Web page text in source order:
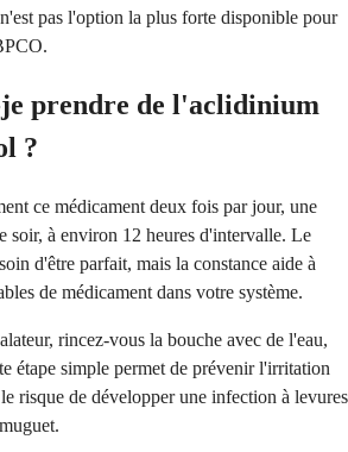
pas l'option la plus forte disponible pour
prendre de l'aclidinium
?
ce médicament deux fois par jour, une
soir, à environ 12 heures d'intervalle. Le
d'être parfait, mais la constance aide à
de médicament dans votre système.
rincez-vous la bouche avec de l'eau,
étape simple permet de prévenir l'irritation
risque de développer une infection à levures